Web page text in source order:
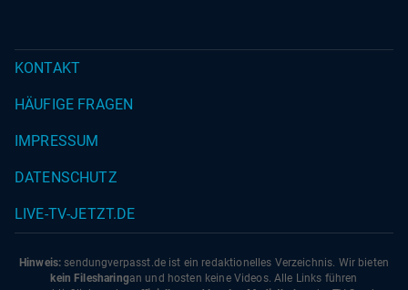
KONTAKT
HÄUFIGE FRAGEN
IMPRESSUM
DATENSCHUTZ
LIVE-TV-JETZT.DE
Hinweis: sendungverpasst.de ist ein redaktionelles Verzeichnis. Wir bieten
kein Filesharingan und hosten keine Videos. Alle Links führen